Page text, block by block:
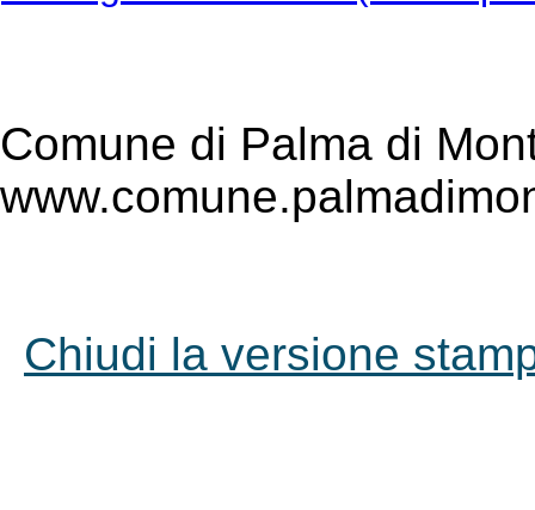
Comune di Palma di
Chiudi la versione